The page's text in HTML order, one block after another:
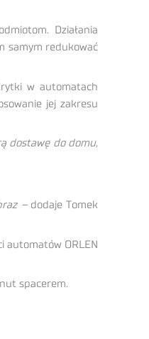
Działania
samym redukować
w automatach
jej zakresu
dostawę do domu,
–dodaje Tomek
automatów ORLEN
spacerem.